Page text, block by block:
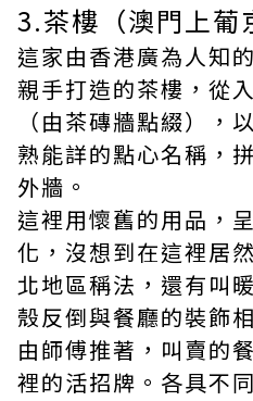
3.茶樓（澳門上葡
這家由香港廣為人知
親手打造的茶樓，從
（由茶磚牆點綴），
熟能詳的點心名稱，
外牆。
這裡用懷舊的用品，
化，沒想到在這裡居
北地區稱法，還有叫
殼反倒與餐廳的裝飾
由師傅推著，叫賣的
裡的活招牌。各具不